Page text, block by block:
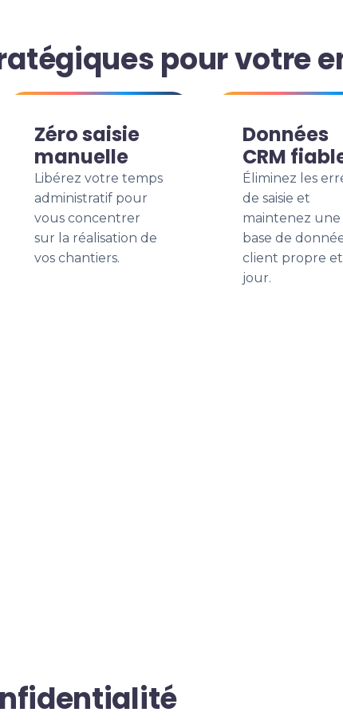
pour votre
Zéro saisie
manuelle
Libérez votre temps
administratif pour
vous concentrer
sur la réalisation de
vos chantiers.
Données
CRM
Éliminez les
de saisie et
maintenez une
base de
client propre et
jour.